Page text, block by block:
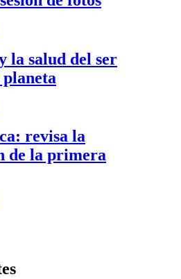
la salud del ser
revisa la
de la primera